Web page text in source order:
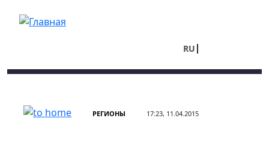
RU
РЕГИОНЫ 17:23, 11.04.2015